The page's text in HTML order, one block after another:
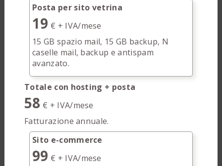
Posta per sito vetrina
19 € + IVA/mese
15 GB spazio mail, 15 GB backup, N
caselle mail, backup e antispam
avanzato.
Totale con hosting + posta
58 € + IVA/mese
Fatturazione annuale.
Sito e-commerce
99 € + IVA/mese